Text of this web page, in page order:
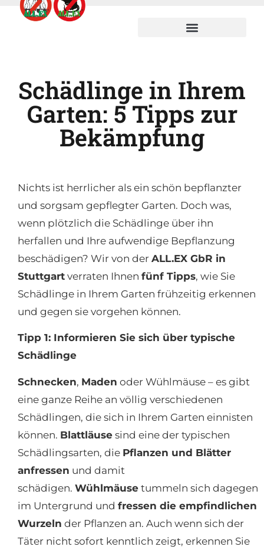
Schädlinge in Ihrem
Garten: 5 Tipps zur
Bekämpfung
Nichts ist herrlicher als ein schön bepflanzter
und sorgsam gepflegter Garten. Doch was,
wenn plötzlich die Schädlinge über ihn
herfallen und Ihre aufwendige Bepflanzung
beschädigen? Wir von der ALL.EX GbR in
Stuttgart verraten Ihnen fünf Tipps, wie Sie
Schädlinge in Ihrem Garten frühzeitig erkennen
und gegen sie vorgehen können.
Tipp 1: Informieren Sie sich über typische
Schädlinge
Schnecken, Maden oder Wühlmäuse – es gibt
eine ganze Reihe an völlig verschiedenen
Schädlingen, die sich in Ihrem Garten einnisten
können. Blattläuse sind eine der typischen
Schädlingsarten, die Pflanzen und Blätter
anfressen und damit
schädigen. Wühlmäuse tummeln sich dagegen
im Untergrund und fressen die empfindlichen
Wurzeln der Pflanzen an. Auch wenn sich der
Täter nicht sofort kenntlich zeigt, erkennen Sie